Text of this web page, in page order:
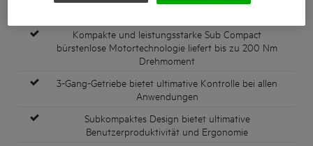
Kompakte und leistungsstarke Sub Compact
bürstenlose Motortechnologie liefert bis zu 200 Nm
Drehmoment
3-Gang-Getriebe bietet ultimative Kontrolle bei allen
Anwendungen
Subkompaktes Design bietet ultimative
Benutzerproduktivität und Ergonomie